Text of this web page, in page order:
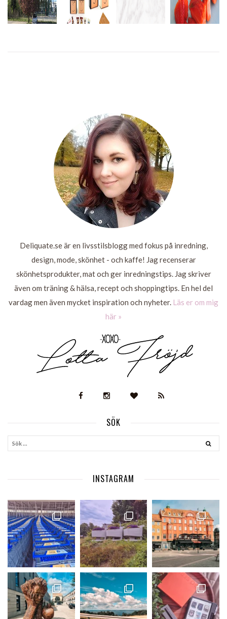
LÄS
MER
LÄS
MER
Deliquate.se är en livsstilsblogg med fokus på inredning,
design, mode, skönhet - och kaffe! Jag recenserar
skönhetsprodukter, mat och ger inredningstips. Jag skriver
även om träning & hälsa, recept och shoppingtips. En hel del
vardag men även mycket inspiration och nyheter. Läs er om mig
här »
SÖK
INSTAGRAM